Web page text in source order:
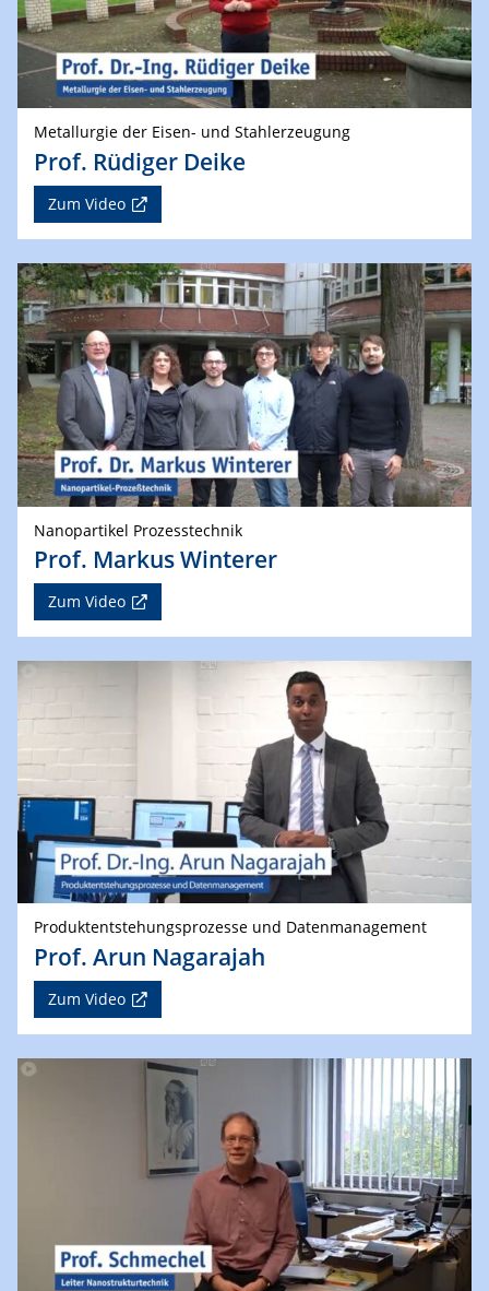
Metallurgie der Eisen- und Stahlerzeugung
Prof. Rüdiger Deike
Zum Video
Nanopartikel Prozesstechnik
Prof. Markus Winterer
Zum Video
Produktentstehungsprozesse und Datenmanagement
Prof. Arun Nagarajah
Zum Video